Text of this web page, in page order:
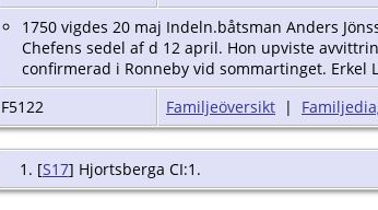
1750 vigdes 20 maj Indeln.båtsman Anders
Chefens sedel af d 12 april. Hon upviste
confirmerad i Ronneby vid sommartinget. Erkel
F5122 Familjeöversikt |
[S17] Hjortsberga CI:1.